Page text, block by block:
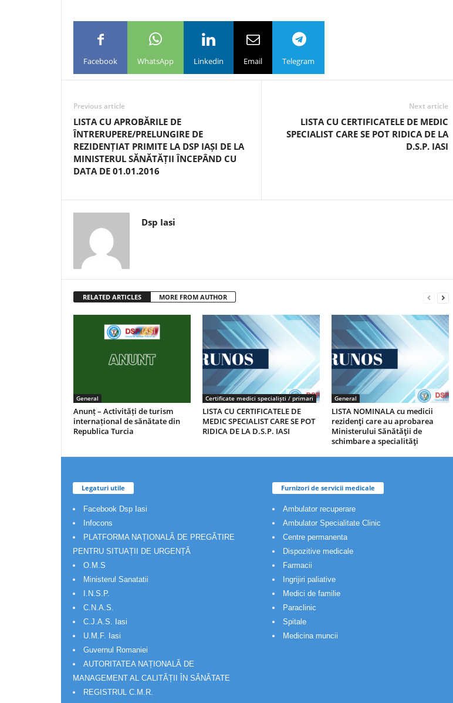
Facebook WhatsApp Linkedin Email Telegram
Previous article
LISTA CU APROBĂRILE DE
ÎNTRERUPERE/PRELUNGIRE DE
REZIDENȚIAT PRIMITE LA DSP IAȘI DE LA
MINISTERUL SĂNĂTĂȚII ÎNCEPÂND CU
DATA DE 01.01.2016
Next article
LISTA CU CERTIFICATELE DE MEDIC
SPECIALIST CARE SE POT RIDICA DE LA
D.S.P. IASI
Dsp Iasi
RELATED ARTICLES MORE FROM AUTHOR
General
Anunț – Activități de turism
internațional de sănătate din
Republica Turcia
Certificate medici specialiști / primari
LISTA CU CERTIFICATELE DE
MEDIC SPECIALIST CARE SE POT
RIDICA DE LA D.S.P. IASI
General
LISTA NOMINALA cu medicii
rezidenţi care au aprobarea
Ministerului Sănătăţii de
schimbare a specialităţi
Legaturi utile
Facebook Dsp Iasi
Infocons
PLATFORMA NAȚIONALĂ DE PREGĂTIRE
PENTRU SITUAȚII DE URGENȚĂ
O.M.S
Ministerul Sanatatii
I.N.S.P.
C.N.A.S.
C.J.A.S. Iasi
U.M.F. Iasi
Guvernul Romaniei
AUTORITATEA NAȚIONALĂ DE
MANAGEMENT AL CALITĂȚII ÎN SĂNĂTATE
REGISTRUL C.M.R.
Furnizori de servicii medicale
Ambulator recuperare
Ambulator Specialitate Clinic
Centre permanenta
Dispozitive medicale
Farmacii
Ingrijiri paliative
Medici de familie
Paraclinic
Spitale
Medicina muncii